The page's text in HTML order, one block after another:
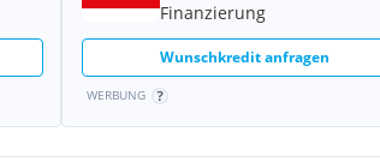
Finanzierung
Wunschkredit anfragen
WERBUNG